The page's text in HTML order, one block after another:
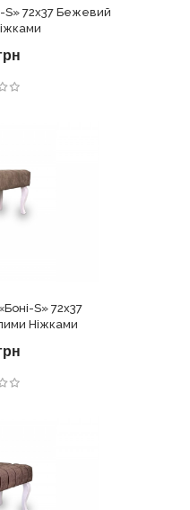
S» 72х37 Бежевий
S» 72х37
Ніжками